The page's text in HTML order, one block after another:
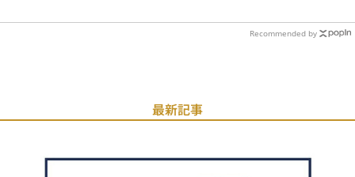
Recommended by
最新記事